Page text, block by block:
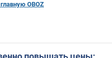
OBOZ